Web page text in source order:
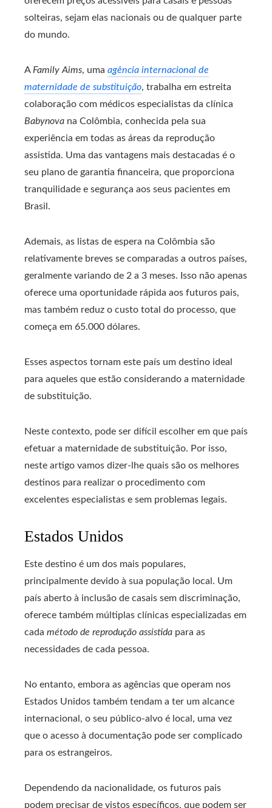
solteiras, sejam elas nacionais ou de qualquer parte
do mundo.
A Family Aims, uma agência internacional de
maternidade de substituição, trabalha em estreita
colaboração com médicos especialistas da clínica
Babynova na Colômbia, conhecida pela sua
experiência em todas as áreas da reprodução
assistida. Uma das vantagens mais destacadas é o
seu plano de garantia financeira, que proporciona
tranquilidade e segurança aos seus pacientes em
Brasil.
Ademais, as listas de espera na Colômbia são
relativamente breves se comparadas a outros países,
geralmente variando de 2 a 3 meses. Isso não apenas
oferece uma oportunidade rápida aos futuros pais,
mas também reduz o custo total do processo, que
começa em 65.000 dólares.
Esses aspectos tornam este país um destino ideal
para aqueles que estão considerando a maternidade
de substituição.
Neste contexto, pode ser difícil escolher em que país
efetuar a maternidade de substituição. Por isso,
neste artigo vamos dizer-lhe quais são os melhores
destinos para realizar o procedimento com
excelentes especialistas e sem problemas legais.
Estados Unidos
Este destino é um dos mais populares,
principalmente devido à sua população local. Um
país aberto à inclusão de casais sem discriminação,
oferece também múltiplas clínicas especializadas em
cada método de reprodução assistida para as
necessidades de cada pessoa.
No entanto, embora as agências que operam nos
Estados Unidos também tendam a ter um alcance
internacional, o seu público-alvo é local, uma vez
que o acesso à documentação pode ser complicado
para os estrangeiros.
Dependendo da nacionalidade, os futuros pais
podem precisar de vistos específicos, que podem ser